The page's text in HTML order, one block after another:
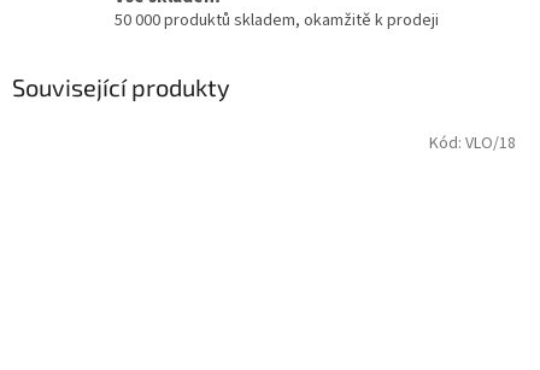
50 000 produktů skladem, okamžitě k prodeji
Související produkty
Kód: VLO/18